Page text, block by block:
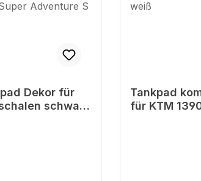
Dekor für
schwarz
Tankpad
für KTM